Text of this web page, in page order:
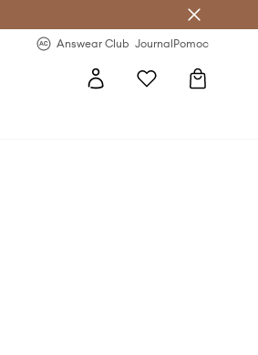
Answear Club JournalPomoc